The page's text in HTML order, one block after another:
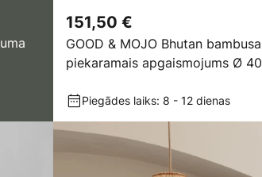
GOOD & MOJO Bhutan bambusa
piekaramais apgaismojums Ø 40
151,50 €
Piegādes laiks: 8 - 12 dienas